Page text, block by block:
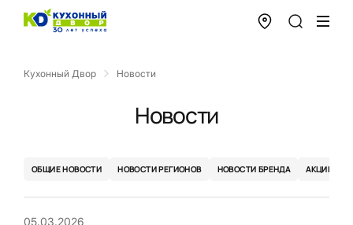
Кухонный Двор Новости
Новости
ОБЩИЕ НОВОСТИ НОВОСТИ РЕГИОНОВ НОВОСТИ БРЕНДА АКЦИИ
05.03.2026